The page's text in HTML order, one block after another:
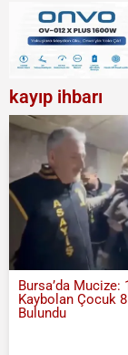
kayıp ihbarı
Bursa’da Mucize:
Kaybolan Çocuk 8
Bulundu